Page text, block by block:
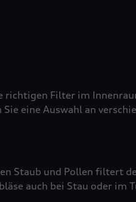
Filter im
eine Auswahl an
Staub und Pollen filtert
auch bei Stau oder im